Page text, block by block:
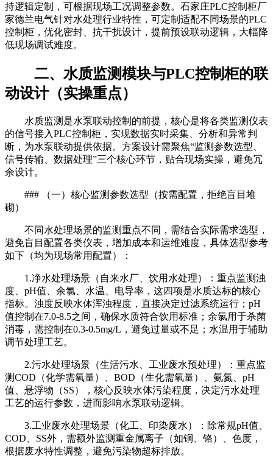
持逻辑定制，可根据现场工况调整参数。石家庄PLC控制柜厂
家德兰电气针对水处理行业特性，可定制适配不同场景的PLC
控制柜，优化密封、抗干扰设计，提前预设联动逻辑，大幅降
低现场调试难度。
二、水质监测模块与PLC控制柜的联
动设计（实操重点）
水质监测是水泵联动控制的前提，核心是将各类监测仪表
的信号接入PLC控制柜，实现数据实时采集、分析和异常判
断，为水泵联动提供依据。方案设计需聚焦“监测参数选型、
信号传输、数据处理”三个核心环节，贴合现场实操，避免冗
余设计。
### （一）核心监测参数选型（按需配置，拒绝盲目堆
砌）
不同水处理场景的监测重点不同，需结合实际需求选型，
避免盲目配置各类仪表，增加成本和运维难度，具体选型参考
如下（均为现场常用配置）：
1.净水处理场景（自来水厂、饮用水处理）：重点监测浊
度、pH值、余氯、水温、电导率，这四项是水质达标的核心
指标。浊度反映水体浑浊程度，直接决定过滤系统运行；pH
值控制在7.0-8.5之间，确保水质符合饮用标准；余氯用于杀菌
消毒，需控制在0.3-0.5mg/L，避免过量或不足；水温用于辅助
调节处理工艺。
2.污水处理场景（生活污水、工业废水预处理）：重点监
测COD（化学需氧量）、BOD（生化需氧量）、氨氮、pH
值、悬浮物（SS），核心反映水体污染程度，决定污水处理
工艺的运行参数，进而影响水泵联动逻辑。
3.工业废水处理场景（化工、印染废水）：除常规pH值、
COD、SS外，需额外监测重金属离子（如铜、铬）、色度，
根据废水特性调整，避免污染物超标排放。